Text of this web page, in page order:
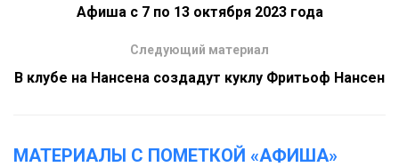
Афиша с 7 по 13 октября 2023 года
Следующий материал
В клубе на Нансена создадут куклу Фритьоф Нансен
МАТЕРИАЛЫ С ПОМЕТКОЙ «АФИША»